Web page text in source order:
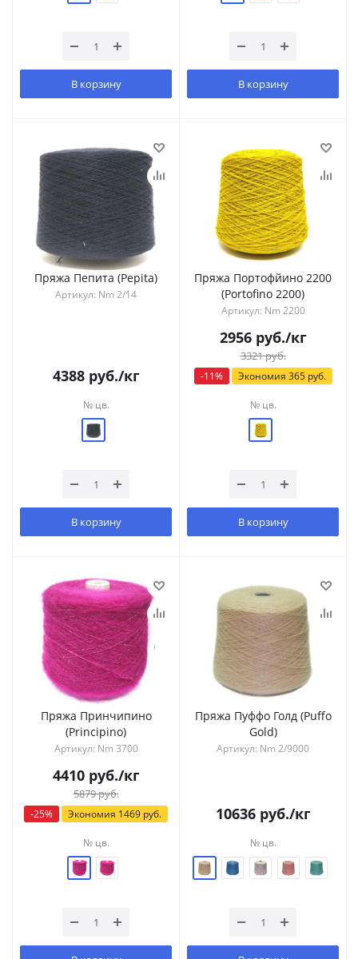
В корзину В корзину
Пряжа Пепита (Pepita)
Артикул: Nm 2/14
4388руб./кг
№ цв.
В корзину
Пряжа Портофйино 2200
(Portofino 2200)
Артикул: Nm 2200
2956руб./кг
3321руб.
-11% Экономия 365руб.
№ цв.
В корзину
Пряжа Принчипино
(Principino)
Артикул: Nm 3700
4410руб./кг
5879руб.
-25% Экономия 1469 руб.
№ цв.
Пряжа Пуффо Голд (Puffo
Gold)
Артикул: Nm 2/9000
10636руб./кг
№ цв.